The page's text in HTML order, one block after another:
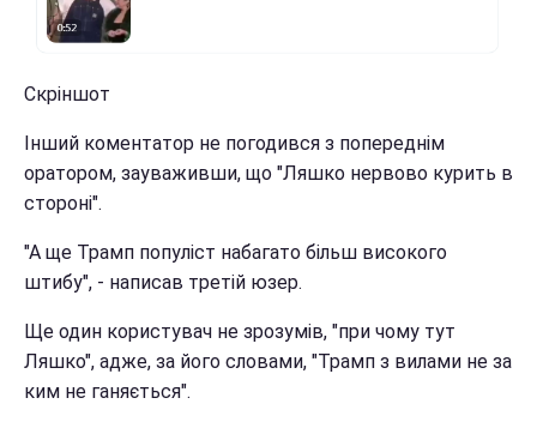
Скріншот
Інший коментатор не погодився з попереднім
оратором, зауваживши, що "Ляшко нервово курить в
стороні".
"А ще Трамп популіст набагато більш високого
штибу", - написав третій юзер.
Ще один користувач не зрозумів, "при чому тут
Ляшко", адже, за його словами, "Трамп з вилами не за
ким не ганяється".